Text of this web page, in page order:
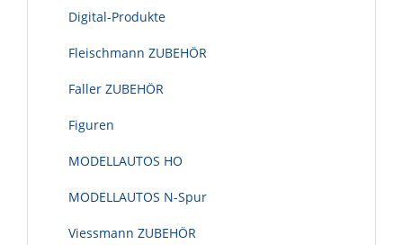
Digital-Produkte
Fleischmann ZUBEHÖR
Faller ZUBEHÖR
Figuren
MODELLAUTOS HO
MODELLAUTOS N-Spur
Viessmann ZUBEHÖR